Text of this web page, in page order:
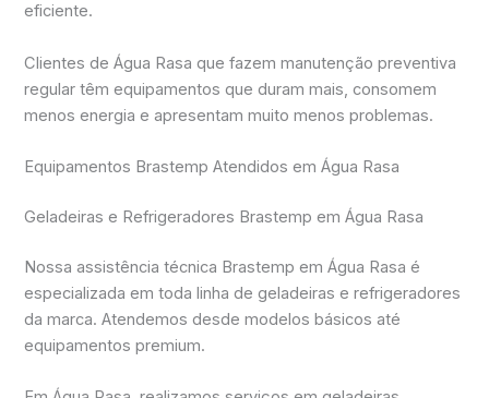
eficiente.
Clientes de Água Rasa que fazem manutenção preventiva
regular têm equipamentos que duram mais, consomem
menos energia e apresentam muito menos problemas.
Equipamentos Brastemp Atendidos em Água Rasa
Geladeiras e Refrigeradores Brastemp em Água Rasa
Nossa assistência técnica Brastemp em Água Rasa é
especializada em toda linha de geladeiras e refrigeradores
da marca. Atendemos desde modelos básicos até
equipamentos premium.